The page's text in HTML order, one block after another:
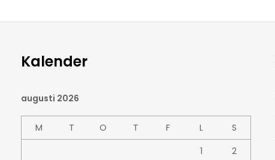
för
inlägg
Kalender
augusti 2026
M T O T F L
S
1
2